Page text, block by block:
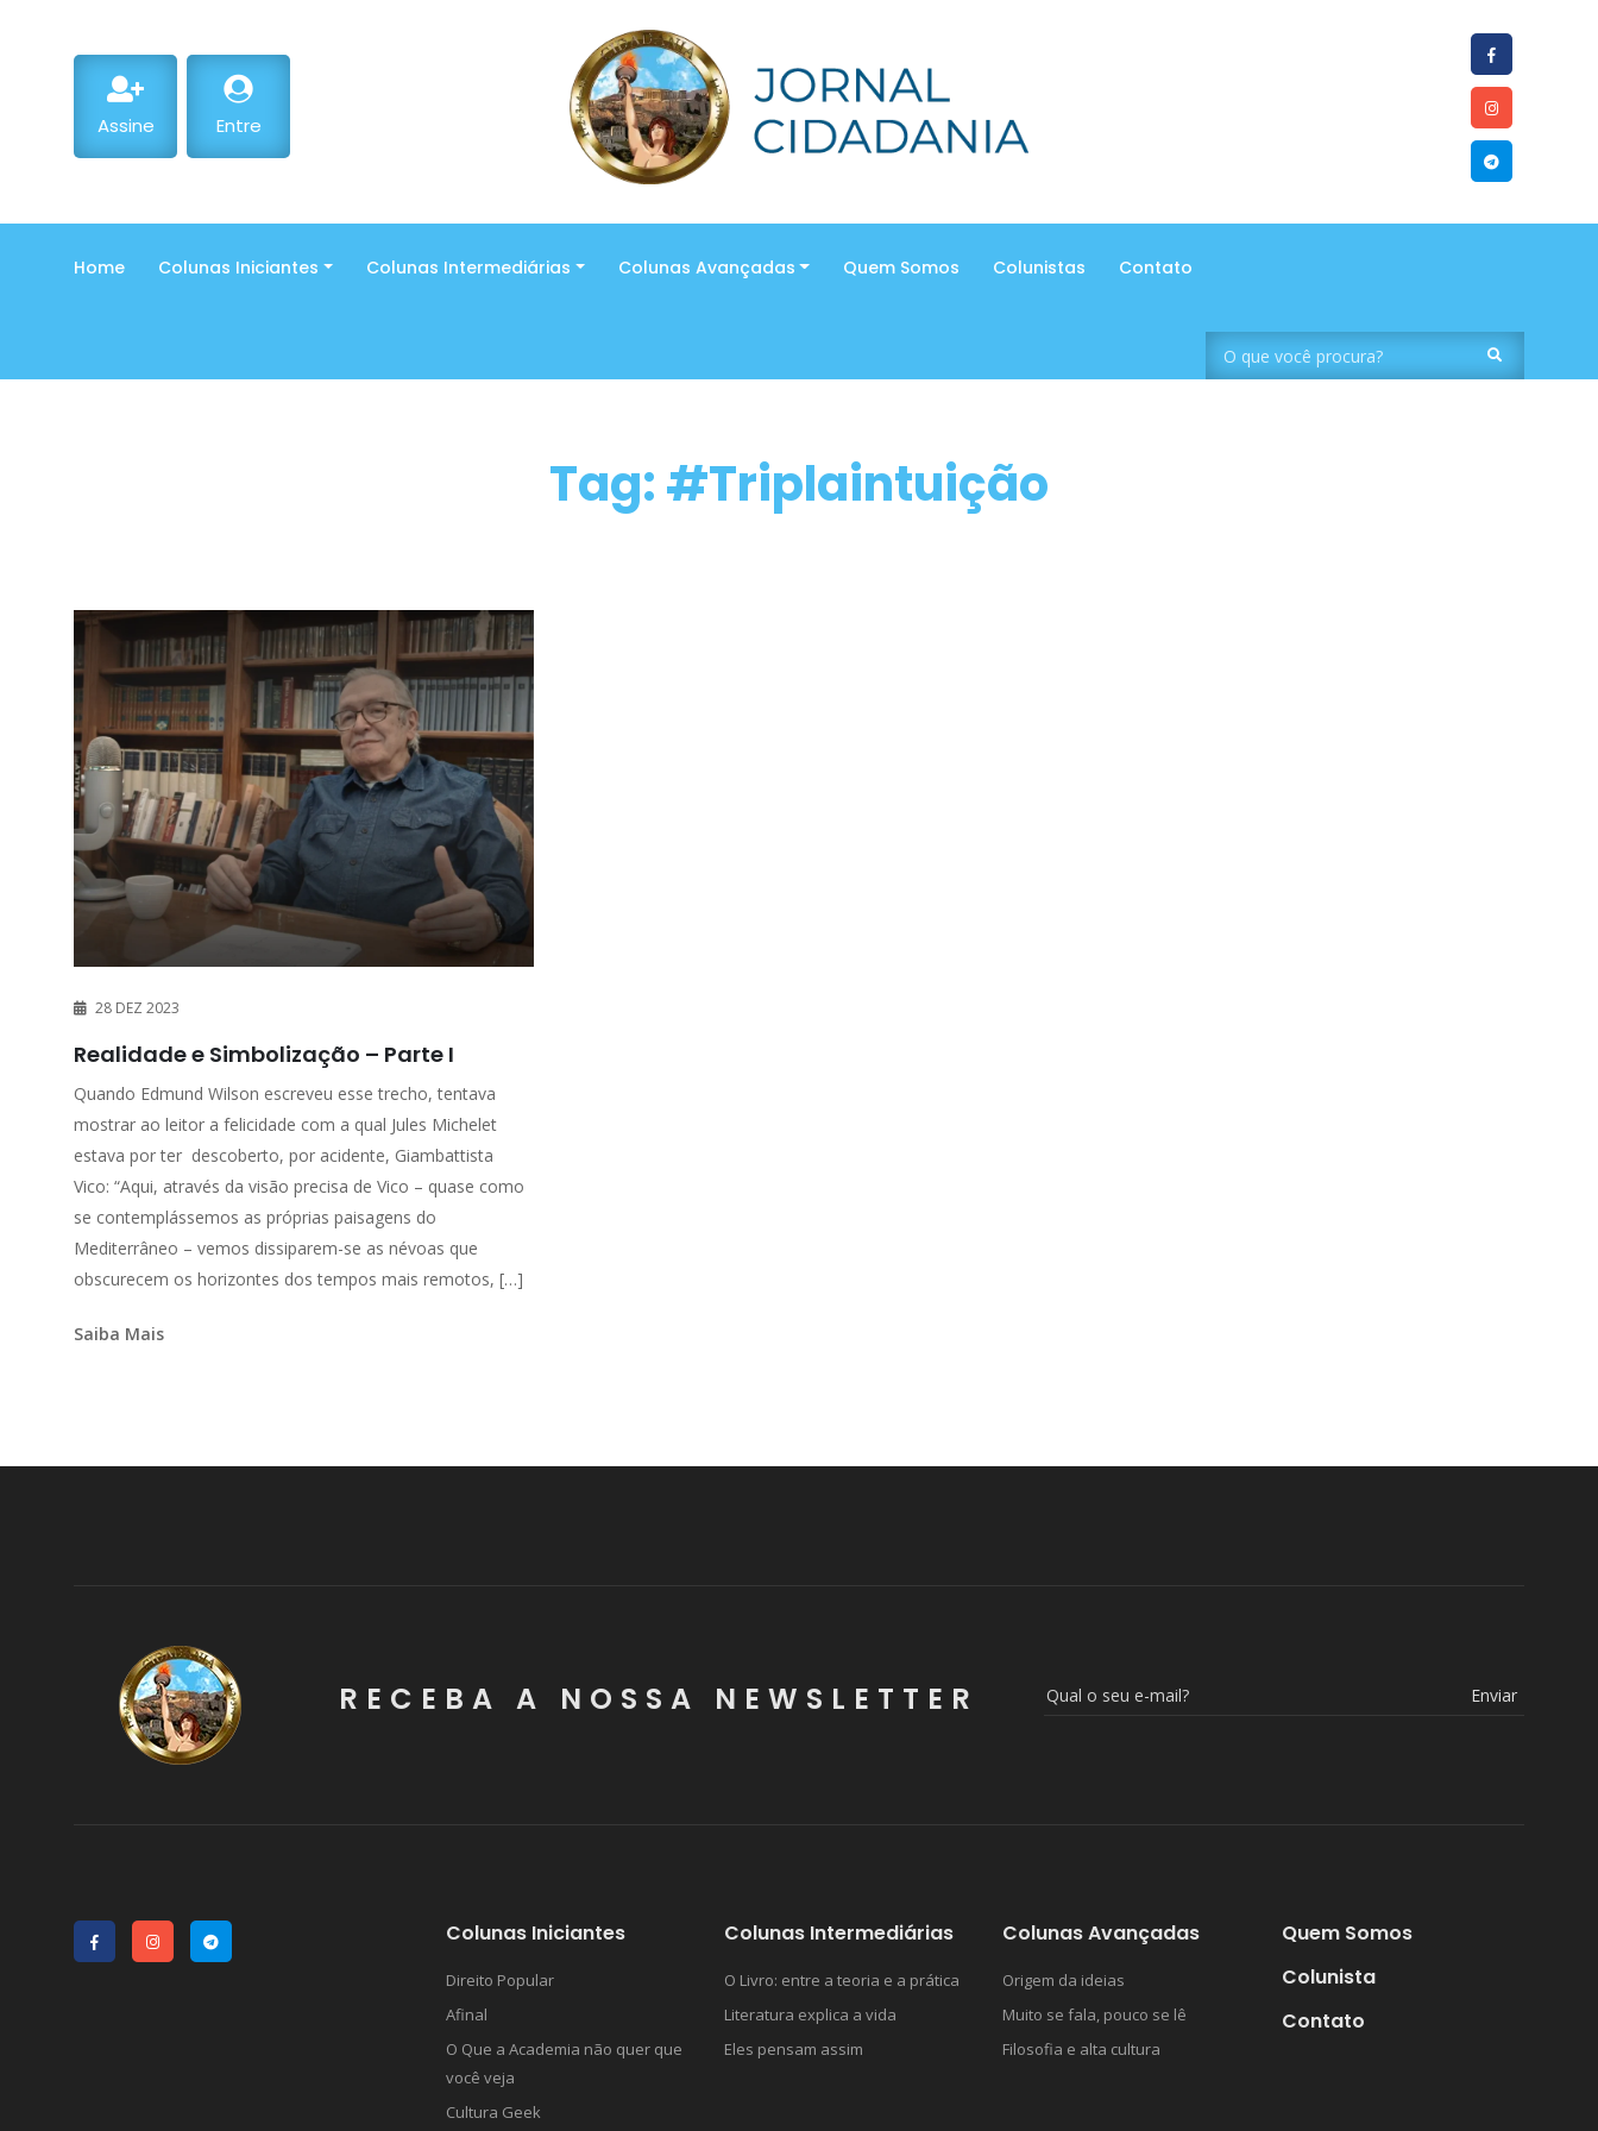
Assine Entre
Home Colunas Iniciantes Colunas Intermediárias Colunas Avançadas Quem Somos Colunistas Contato
Tag: #Triplaintuição
28 DEZ 2023
Realidade e Simbolização – Parte I
Quando Edmund Wilson escreveu esse trecho, tentava
mostrar ao leitor a felicidade com a qual Jules Michelet
estava por ter descoberto, por acidente, Giambattista
Vico: “Aqui, através da visão precisa de Vico – quase como
se contemplássemos as próprias paisagens do
Mediterrâneo – vemos dissiparem-se as névoas que
obscurecem os horizontes dos tempos mais remotos, […]
Saiba Mais
RECEBA A NOSSA NEWSLETTER Enviar
Colunas Iniciantes
Direito Popular
Afinal
O Que a Academia não quer que
você veja
Cultura Geek
Colunas Intermediárias
O Livro: entre a teoria e a prática
Literatura explica a vida
Eles pensam assim
Colunas Avançadas
Origem da ideias
Muito se fala, pouco se lê
Filosofia e alta cultura
Quem Somos
Colunista
Contato